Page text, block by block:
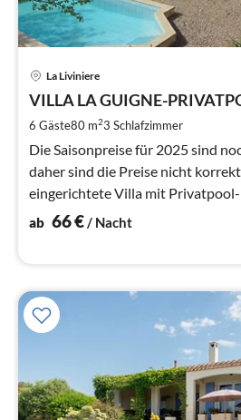
La Liviniere
VILLA LA GUIGNE-
6 Gäste80 m23 Schlafzimmer
Die Saisonpreise für 2025 sind
daher sind die Preise nicht
ab 66€/ Nacht